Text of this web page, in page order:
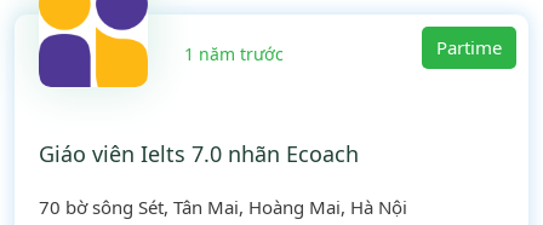
1 năm trước Partime
Giáo viên Ielts 7.0 nhãn Ecoach
70 bờ sông Sét, Tân Mai, Hoàng Mai, Hà Nội